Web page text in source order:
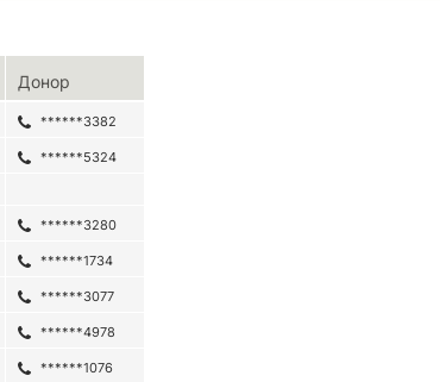
Донор
******3382
******5324
******3280
******1734
******3077
******4978
******1076